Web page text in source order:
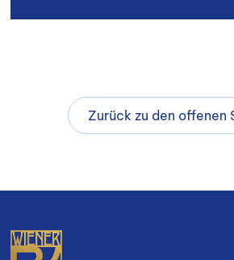
Zurück zu den offenen